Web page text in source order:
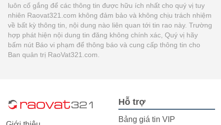
luôn cố gắng để các thông tin được hữu ích nhất cho quý vị tuy
nhiên Raovat321.com không đảm bảo và không chịu trách nhiệm
về bất kỳ thông tin, nội dung nào liên quan tới tin rao này. Trường
hợp phát hiện nội dung tin đăng không chính xác, Quý vị hãy
bấm nút Báo vi phạm để thông báo và cung cấp thông tin cho
Ban quản trị RaoVat321.com.
Hỗ trợ
Bảng giá tin VIP